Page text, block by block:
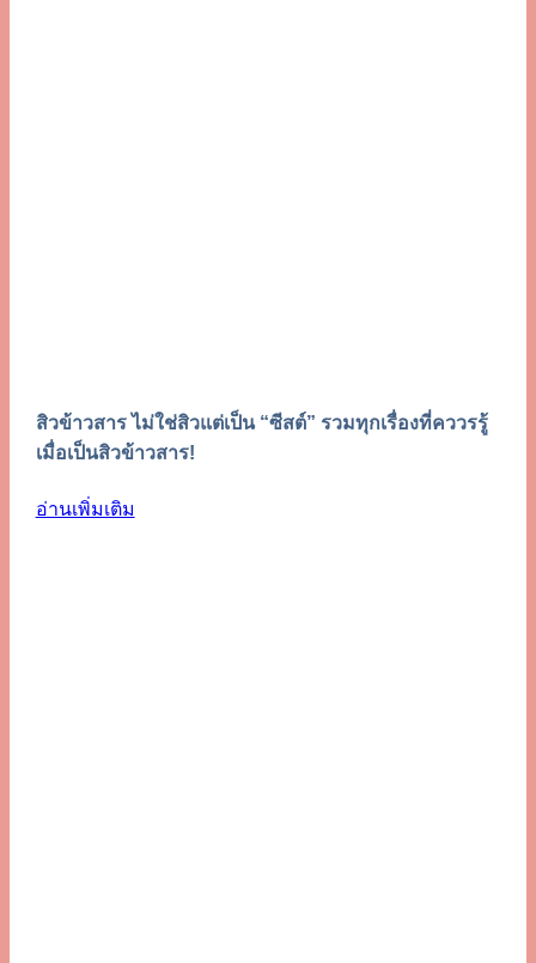
สิวข้าวสาร ไม่ใช่สิวแต่เป็น “ซีสต์” รวมทุกเรื่องที่คววรรู้
เมื่อเป็นสิวข้าวสาร!
อ่านเพิ่มเติม